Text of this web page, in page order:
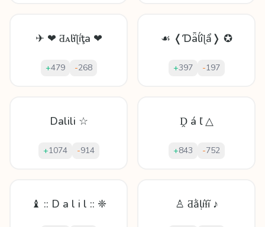
✈ ❤ Ƌᴀŀĭɭḯţa ❤
+479 -268
☙ ❬Ɗǟĺîɭẩ❭ ✪
+397 -197
Dalili ☆
+1074 -914
Ḓ á ľ △
+843 -752
♝ :: D a l i l :: ❈ ♙ Ƌằḷíɫĩ ♪